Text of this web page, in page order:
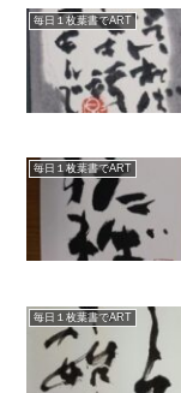
毎日１枚葉書でART
毎日１枚葉書でART
毎日１枚葉書でART